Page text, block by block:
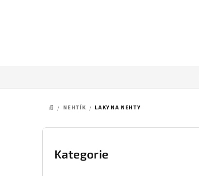
DOMŮ
/ NEHTÍK / LAKY NA NEHTY
P
Přeskočit
kategorie
Kategorie